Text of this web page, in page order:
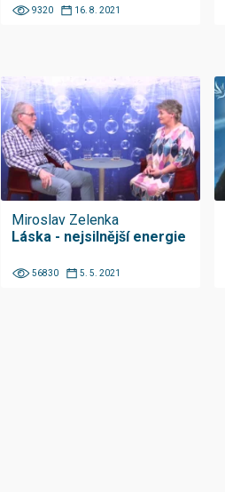
9320 16. 8. 2021
Miroslav Zelenka
Láska - nejsilnější energie
56830 5. 5. 2021